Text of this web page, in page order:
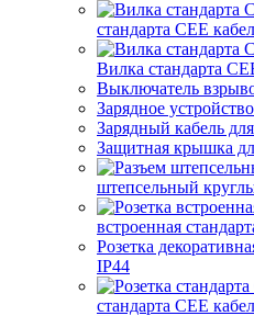
стандарта CEE
Вилка стандарта
Выключатель
Зарядное
Зарядный кабель
Защитная крышка
штепсельный
встроенная
Розетка
IP44
стандарта СЕЕ